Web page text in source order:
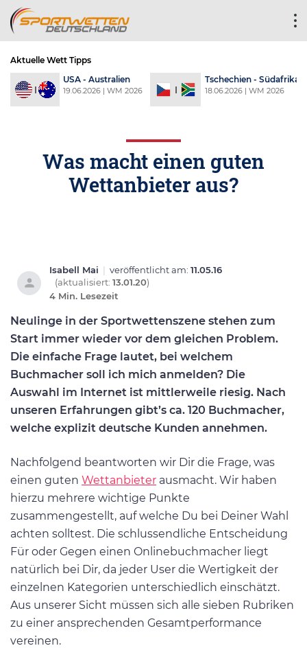
Aktuelle Wett Tipps
USA - Australien
19.06.2026 | WM 2026
Tschechien - Südafrika
18.06.2026 | WM 2026
Was macht einen guten
Wettanbieter aus?
Isabell Mai | veröffentlicht am: 11.05.16
(aktualisiert: 13.01.20)
4 Min. Lesezeit
Neulinge in der Sportwettenszene stehen zum
Start immer wieder vor dem gleichen Problem.
Die einfache Frage lautet, bei welchem
Buchmacher soll ich mich anmelden? Die
Auswahl im Internet ist mittlerweile riesig. Nach
unseren Erfahrungen gibt’s ca. 120 Buchmacher,
welche explizit deutsche Kunden annehmen.
Nachfolgend beantworten wir Dir die Frage, was
einen guten Wettanbieter ausmacht. Wir haben
hierzu mehrere wichtige Punkte
zusammengestellt, auf welche Du bei Deiner Wahl
achten solltest. Die schlussendliche Entscheidung
Für oder Gegen einen Onlinebuchmacher liegt
natürlich bei Dir, da jeder User die Wertigkeit der
einzelnen Kategorien unterschiedlich einschätzt.
Aus unserer Sicht müssen sich alle sieben Rubriken
zu einer ansprechenden Gesamtperformance
vereinen.